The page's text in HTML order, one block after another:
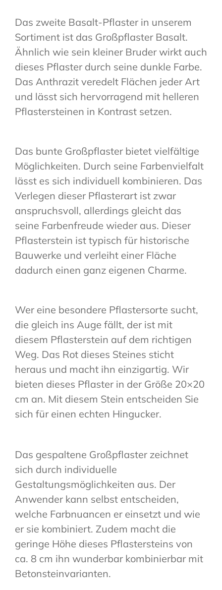
Das zweite Basalt-Pflaster in unserem
Sortiment ist das Großpflaster Basalt.
Ähnlich wie sein kleiner Bruder wirkt auch
dieses Pflaster durch seine dunkle Farbe.
Das Anthrazit veredelt Flächen jeder Art
und lässt sich hervorragend mit helleren
Pflastersteinen in Kontrast setzen.
Das bunte Großpflaster bietet vielfältige
Möglichkeiten. Durch seine Farbenvielfalt
lässt es sich individuell kombinieren. Das
Verlegen dieser Pflasterart ist zwar
anspruchsvoll, allerdings gleicht das
seine Farbenfreude wieder aus. Dieser
Pflasterstein ist typisch für historische
Bauwerke und verleiht einer Fläche
dadurch einen ganz eigenen Charme.
Wer eine besondere Pflastersorte sucht,
die gleich ins Auge fällt, der ist mit
diesem Pflasterstein auf dem richtigen
Weg. Das Rot dieses Steines sticht
heraus und macht ihn einzigartig. Wir
bieten dieses Pflaster in der Größe 20×20
cm an. Mit diesem Stein entscheiden Sie
sich für einen echten Hingucker.
Das gespaltene Großpflaster zeichnet
sich durch individuelle
Gestaltungsmöglichkeiten aus. Der
Anwender kann selbst entscheiden,
welche Farbnuancen er einsetzt und wie
er sie kombiniert. Zudem macht die
geringe Höhe dieses Pflastersteins von
ca. 8 cm ihn wunderbar kombinierbar mit
Betonsteinvarianten.